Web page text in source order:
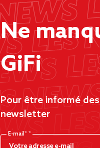
Ne
GiFi
Pour être informé
newsletter
E-mail*